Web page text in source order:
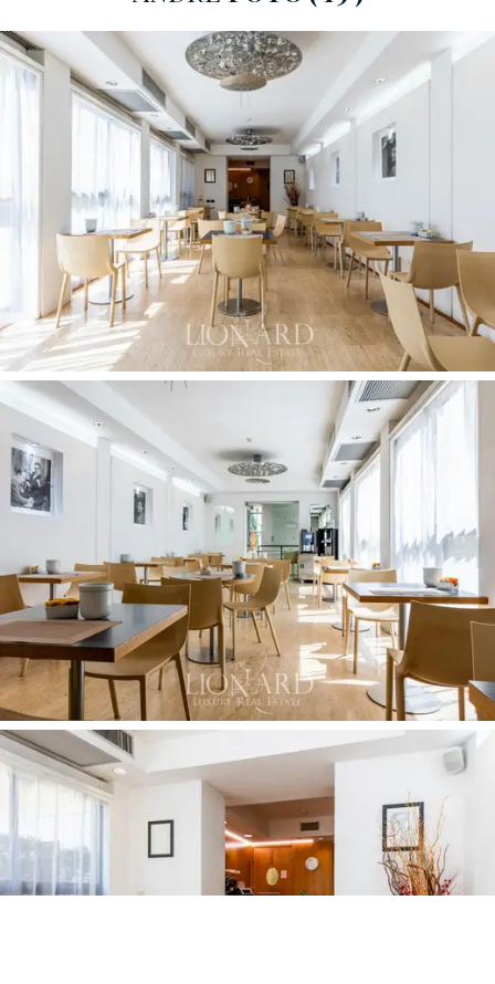
innbydende rommene med eget bad er tilgjengelige i
standard- og superior-typer og tilbyr luksuriøse
tjenester i et funksjonelt og komfortabelt miljø. De
forskjellige romsammensetningene, enten dobbeltrom,
tomannsrom eller familie, varierer mellom 14 og 28
kvm, og garanterer overnatting for alle typer gjester.
Hotellet har en stor entré, en felles spisesal, en bar, et
velutstyrt kjøkken og to allsidige møterom, ideelle for å
arrangere arrangementer og møter.Panoramataket på
200 kvmtilbyr en fantastisk utsikt over Roma, og
skaper en stemningsfull og avslappende atmosfære
for gjestene.
Den 300 kvm store hagen er en oase av ro,med
ulike terrasseområder og lysthus, perfekt for
avslappende stunder i friluft. Denne plassen kan også
brukes som en ekstra parkeringsplass, noe som gir
ekstra bekvemmelighet for gjestene. Hagen, rik på
vegetasjon og farger, bidrar til å skape en innbydende
og avslappende atmosfære, ideell for de som ønsker
et fornyende opphold i hjertet av Roma.
Dette hotellet er en uunngåeliginvesteringsmulighet i
hjertet av Roma.
Kombinasjonen av luksus, komfort,
historie og en strategisk beliggenhet gjør denne
eiendommen til en ekte perle. Enten en investering i
gjestfrihet eller en luksus eiendom, tilbyr dette hotellet
alle funksjonene som er nødvendige for å tilfredsstille
de mest sofistikerte behov.